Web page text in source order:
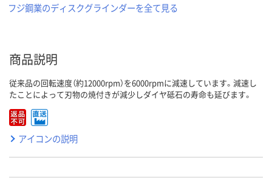
フジ鋼業のディスクグラインダーを全て見る
商品説明
従来品の回転速度（約12000rpm）を6000rpmに減速しています。減速し
たことによって刃物の焼付きが減少しダイヤ砥石の寿命も延びます。
アイコンの説明